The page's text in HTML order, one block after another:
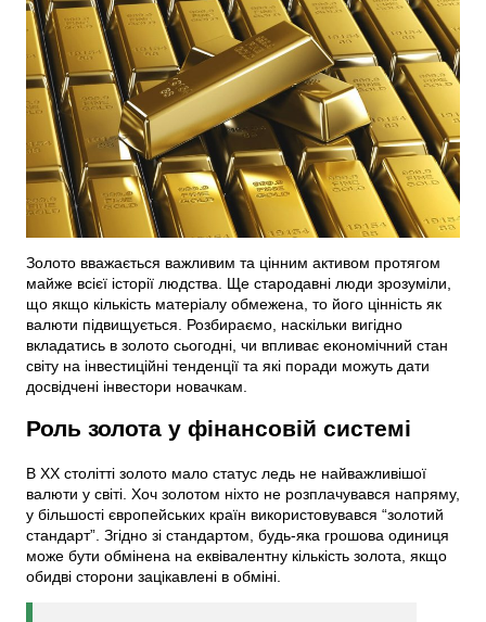
Золото вважається важливим та цінним активом протягом
майже всієї історії людства. Ще стародавні люди зрозуміли,
що якщо кількість матеріалу обмежена, то його цінність як
валюти підвищується. Розбираємо, наскільки вигідно
вкладатись в золото сьогодні, чи впливає економічний стан
світу на інвестиційні тенденції та які поради можуть дати
досвідчені інвестори новачкам.
Роль золота у фінансовій системі
В XX столітті золото мало статус ледь не найважливішої
валюти у світі. Хоч золотом ніхто не розплачувався напряму,
у більшості європейських країн використовувався “золотий
стандарт”. Згідно зі стандартом, будь-яка грошова одиниця
може бути обмінена на еквівалентну кількість золота, якщо
обидві сторони зацікавлені в обміні.